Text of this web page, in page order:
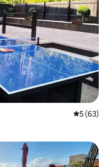
5 av 5 i
5 (63)